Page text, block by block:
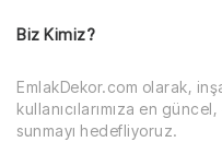
Biz Kimiz?
EmlakDekor.com olarak,
kullanıcılarımıza en
sunmayı hedefliyoruz.